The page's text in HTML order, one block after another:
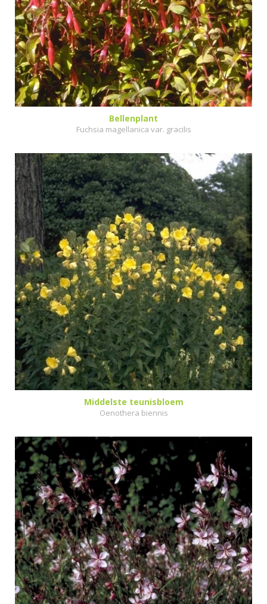
Bellenplant
Fuchsia magellanica var. gracilis
Middelste teunisbloem
Oenothera biennis